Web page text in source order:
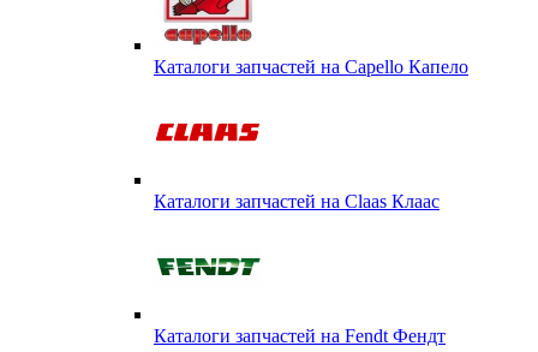
Каталоги запчастей на Capello Капело
Каталоги запчастей на Claas Клаас
Каталоги запчастей на Fendt Фендт